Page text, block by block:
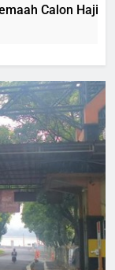
Calon Haji Aman